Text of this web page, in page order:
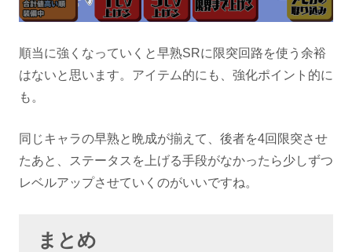
順当に強くなっていくと早熟SRに限突回路を使う余裕
はないと思います。アイテム的にも、強化ポイント的に
も。
同じキャラの早熟と晩成が揃えて、後者を4回限突させ
たあと、ステータスを上げる手段がなかったら少しずつ
レベルアップさせていくのがいいですね。
まとめ